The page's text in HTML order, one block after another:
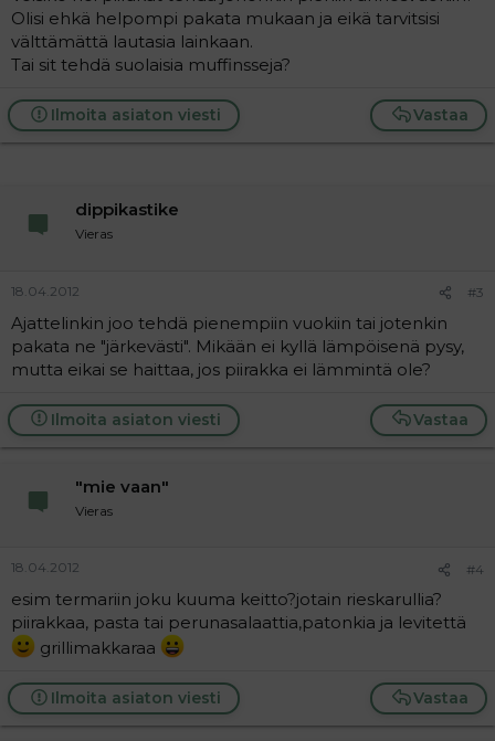
Olisi ehkä helpompi pakata mukaan ja eikä tarvitsisi
välttämättä lautasia lainkaan.
Tai sit tehdä suolaisia muffinsseja?
Vastaa
Ilmoita asiaton viesti
dippikastike
Vieras
18.04.2012 #3
Ajattelinkin joo tehdä pienempiin vuokiin tai jotenkin
pakata ne "järkevästi". Mikään ei kyllä lämpöisenä pysy,
mutta eikai se haittaa, jos piirakka ei lämmintä ole?
Vastaa
Ilmoita asiaton viesti
"mie vaan"
Vieras
18.04.2012 #4
esim termariin joku kuuma keitto?jotain rieskarullia?
piirakkaa, pasta tai perunasalaattia,patonkia ja levitettä
grillimakkaraa
Vastaa
Ilmoita asiaton viesti